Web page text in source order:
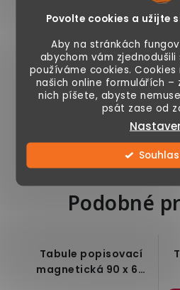
Povolte cookies a užijte
Aby na stránkách
abychom vám
používáme cookies.
našich online formulářích –
nich píšete, abyste
psát zase od
Skladem
Stolní organizér se
stojanem pro
tablet, mobil nebo
blok od Vinsetto,
se...
Podobné
Tabule popisovací
magnetická 90 x 60